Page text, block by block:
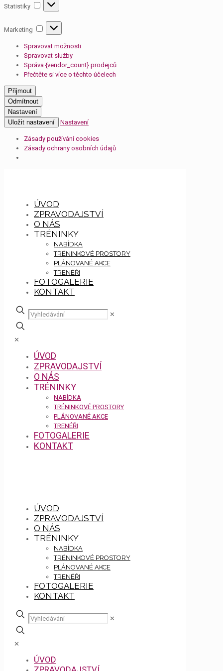
Statistiky
Statistiky
Marketing
Marketing
Spravovat možnosti
Spravovat služby
Správa {vendor_count} prodejců
Přečtěte si více o těchto účelech
Přijmout
Odmítnout
Nastavení
Uložit nastavení
Nastavení
Zásady používání cookies
Zásady ochrany osobních údajů
ÚVOD
ZPRAVODAJSTVÍ
O NÁS
TRÉNINKY
NABÍDKA
TRÉNINKOVÉ PROSTORY
PLÁNOVANÉ AKCE
TRENÉŘI
FOTOGALERIE
KONTAKT
✕
✕
ÚVOD
ZPRAVODAJSTVÍ
O NÁS
TRÉNINKY
NABÍDKA
TRÉNINKOVÉ PROSTORY
PLÁNOVANÉ AKCE
TRENÉŘI
FOTOGALERIE
KONTAKT
ÚVOD
ZPRAVODAJSTVÍ
O NÁS
TRÉNINKY
NABÍDKA
TRÉNINKOVÉ PROSTORY
PLÁNOVANÉ AKCE
TRENÉŘI
FOTOGALERIE
KONTAKT
✕
✕
ÚVOD